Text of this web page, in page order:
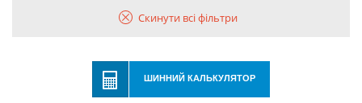
Скинути всі фільтри
ШИННИЙ КАЛЬКУЛЯТОР